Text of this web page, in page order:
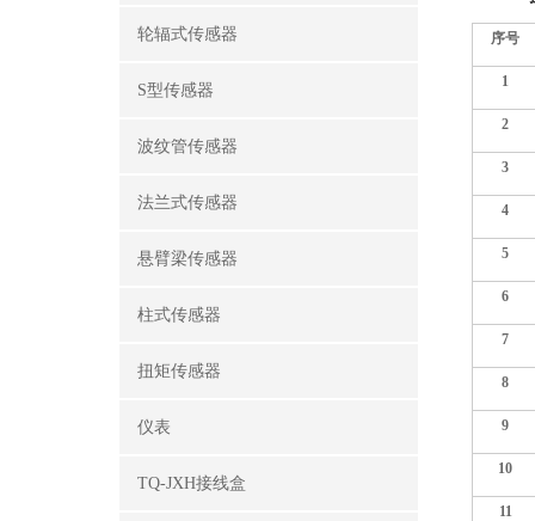
轮辐式传感器
S型传感器
波纹管传感器
法兰式传感器
悬臂梁传感器
柱式传感器
扭矩传感器
仪表
TQ-JXH接线盒
序号
1
2
3
4
5
6
7
8
9
10
11